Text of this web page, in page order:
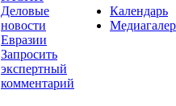
Деловые
новости
Евразии
Запросить
экспертный
комментарий
Календарь